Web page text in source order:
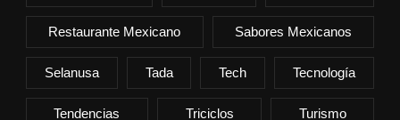
Restaurante Mexicano Sabores Mexicanos
Selanusa Tada Tech Tecnología
Tendencias Triciclos Turismo